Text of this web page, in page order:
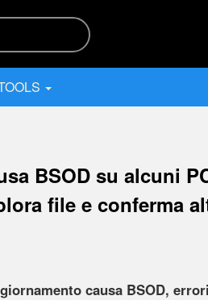
BSOD su alcuni
file e conferma
causa BSOD,